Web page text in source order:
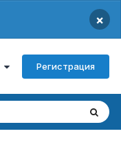
×
Регистрация